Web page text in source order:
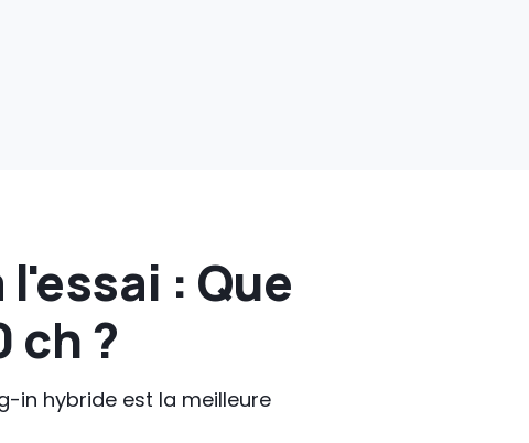
: Que
ch ?
in hybride est la meilleure